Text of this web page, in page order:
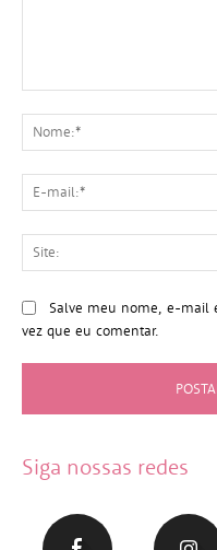
Salve meu nome, e-mail
vez que eu comentar.
Siga nossas redes